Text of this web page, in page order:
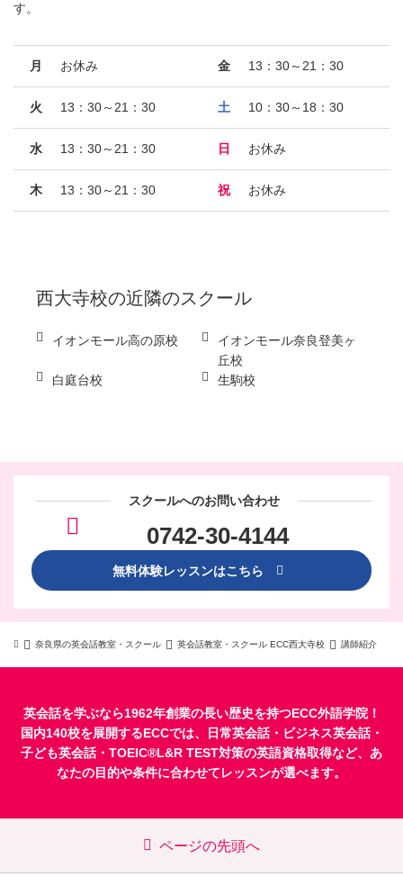
す。
月 お休み
火 13：30～21：30
水 13：30～21：30
木 13：30～21：30
金 13：30～21：30
土 10：30～18：30
日 お休み
祝 お休み
西大寺校の近隣のスクール
イオンモール高の原校
イオンモール奈良登美ヶ
丘校
白庭台校
生駒校
スクールへのお問い合わせ
0742-30-4144
無料体験レッスンはこちら
奈良県の英会話教室・スクール 英会話教室・スクール ECC西大寺校 講師紹介
英会話を学ぶなら1962年創業の長い歴史を持つECC外語学院！
国内140校を展開するECCでは、
日常英会話・ ビジネス英会話・
子ども英会話・ TOEIC®L&R TEST対策の英語資格取得など、あ
なたの目的や条件に合わせてレッスンが選べます。
ページの先頭へ